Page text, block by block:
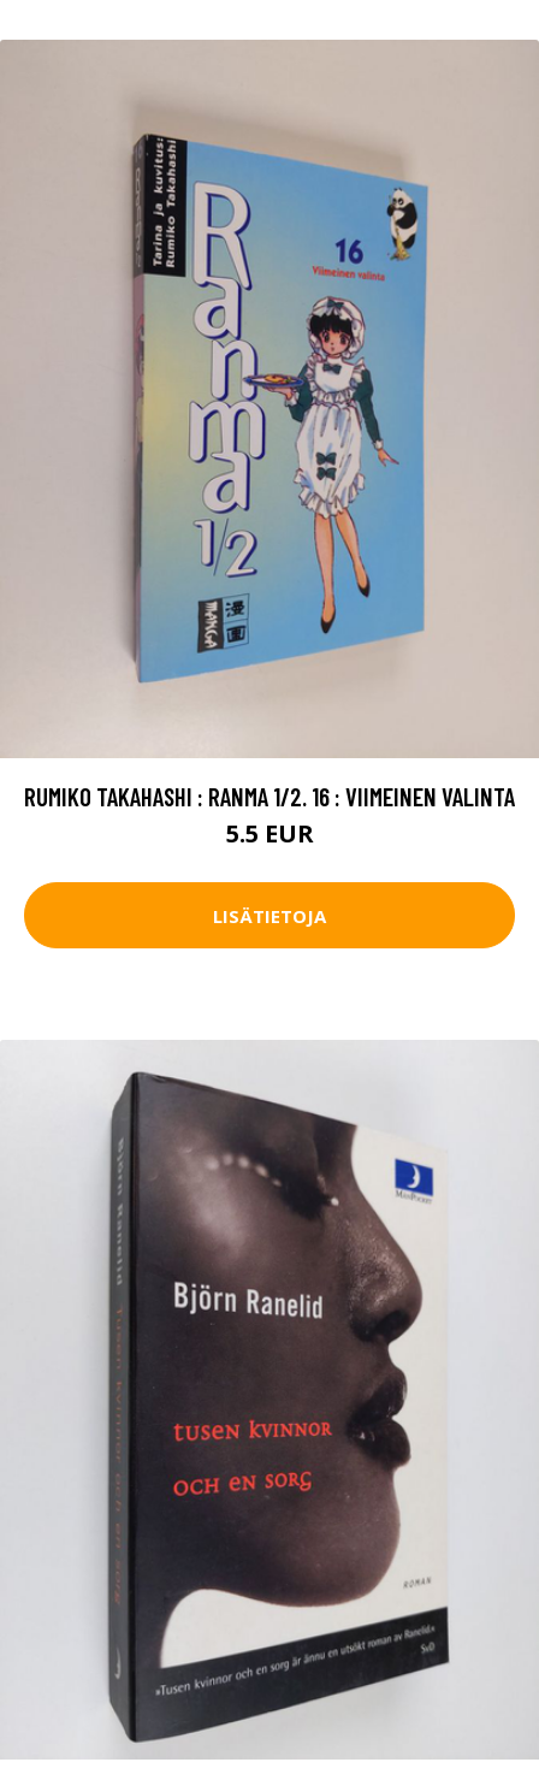
RUMIKO TAKAHASHI : RANMA 1/2. 16 : VIIMEINEN VALINTA
5.5 EUR
LISÄTIETOJA